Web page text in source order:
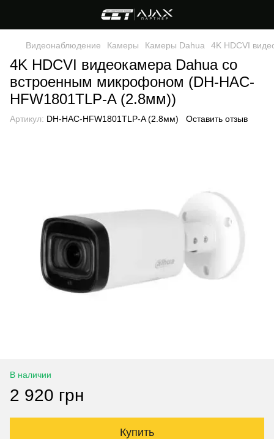
Видеонаблюдение Камеры Камеры Dahua 4K HDCVI
4K HDCVI видеокамера Dahua со
встроенным микрофоном (DH-HAC-
HFW1801TLP-A (2.8мм))
Артикул: DH-HAC-HFW1801TLP-A (2.8мм) Оставить отзыв
В наличии
2 920 грн
Купить